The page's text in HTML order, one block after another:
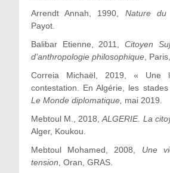
Arrendt Annah, 1990, Nature du
Payot.
Balibar Etienne, 2011,Citoyen
d’anthropologie philosophique,
Correia Michaël, 2019, « Une
contestation. En Algérie, les
Le Monde diplomatique, mai 2019.
Mebtoul M., 2018,ALGERIE. La
Alger, Koukou.
Mebtoul Mohamed, 2008, Une
tension , Oran, GRAS.